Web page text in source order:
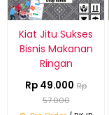
Kiat Jitu Sukses
Bisnis Makanan
Ringan
Rp 49.000 Rp
57.000